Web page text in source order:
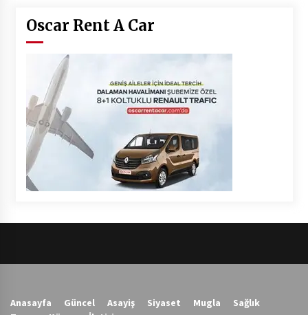
Oscar Rent A Car
Anasayfa Güncel Asayiş Siyaset Mugla
Sağlık